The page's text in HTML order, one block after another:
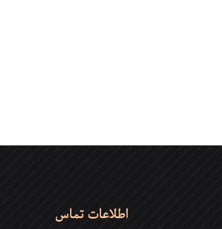
اطلاعات تماس